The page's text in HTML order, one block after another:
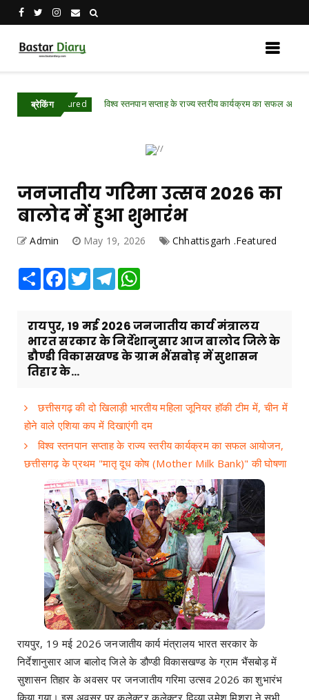
ब्रेकिंगविश्व स्तनपान सप्ताह के राज्य स्तरीय कार्यक्रम का सफल आयोजन,
जनजातीय गरिमा उत्सव 2026 का
बालोद में हुआ शुभारंभ
Admin May 19, 2026 Chhattisgarh .Featured
Share Facebook
TwitterTelegram
रायपुर, 19 मई 2026 जनजातीय कार्य मंत्रालय
भारत सरकार के निर्देशानुसार आज बालोद जिले के
डौण्डी विकासखण्ड के ग्राम भैंसबोड़ में सुशासन
तिहार के...
छत्तीसगढ़ की दो खिलाड़ी भारतीय महिला जूनियर हॉकी टीम में, चीन में
होने वाले एशिया कप में दिखाएंगी दम
विश्व स्तनपान सप्ताह के राज्य स्तरीय कार्यक्रम का सफल आयोजन,
छत्तीसगढ़ के प्रथम "मातृ दूध कोष (Mother Milk Bank)" की घोषणा
रायपुर, 19 मई 2026 जनजातीय कार्य मंत्रालय भारत सरकार के
निर्देशानुसार आज बालोद जिले के डौण्डी विकासखण्ड के ग्राम भैंसबोड़ में
सुशासन तिहार के अवसर पर जनजातीय गरिमा उत्सव 2026 का शुभारंभ
किया गया। इस अवसर पर कलेक्टर कलेक्टर दिव्या उमेश मिश्रा ने सभी